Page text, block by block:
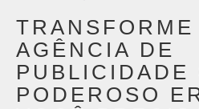
TRANSFORME
AGÊNCIA DE
PUBLICIDADE
PODEROSO